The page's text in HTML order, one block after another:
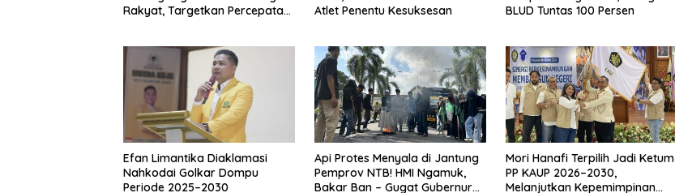
Rakyat, Targetkan Percepatan
Atlet Penentu Kesuksesan
BLUD Tuntas 100 Persen
Efan Limantika Diaklamasi
Nahkodai Golkar Dompu
Periode 2025–2030
Api Protes Menyala di Jantung
Pemprov NTB! HMI Ngamuk,
Bakar Ban – Gugat Gubernur
Mori Hanafi Terpilih Jadi Ketum
PP KAUP 2026–2030,
Melanjutkan Kepemimpinan